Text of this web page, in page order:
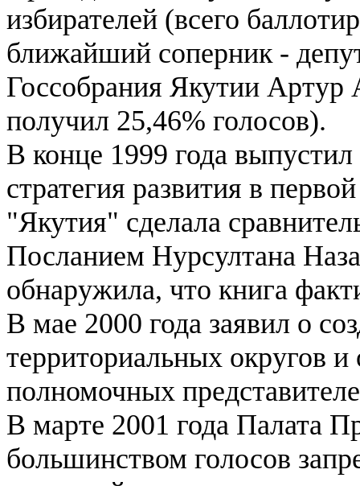
избирателей (всего
ближайший соперник -
Госсобрания Якутии
получил 25,46% голосов).
В конце 1999 года
стратегия развития в
"Якутия" сделала
Посланием Нурсултана
обнаружила, что книга
В мае 2000 года заявил о
территориальных округов
полномочных
В марте 2001 года Палата
большинством голосов